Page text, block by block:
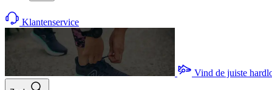
Klantenservice
Vind de juiste